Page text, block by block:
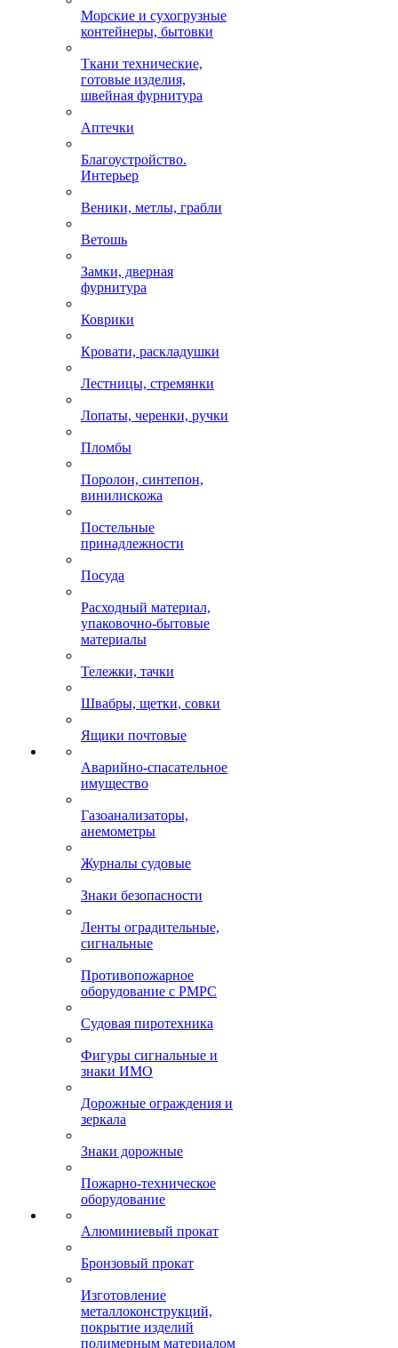
Морские и сухогрузные
контейнеры, бытовки
Ткани технические,
готовые изделия,
швейная фурнитура
Аптечки
Благоустройство.
Интерьер
Веники, метлы, грабли
Ветошь
Замки, дверная
фурнитура
Коврики
Кровати, раскладушки
Лестницы, стремянки
Лопаты, черенки, ручки
Пломбы
Поролон, синтепон,
винилискожа
Постельные
принадлежности
Посуда
Расходный материал,
упаковочно-бытовые
материалы
Тележки, тачки
Швабры, щетки, совки
Ящики почтовые
Аварийно-спасательное
имущество
Газоанализаторы,
анемометры
Журналы судовые
Знаки безопасности
Ленты оградительные,
сигнальные
Противопожарное
оборудование с РМРС
Судовая пиротехника
Фигуры сигнальные и
знаки ИМО
Дорожные ограждения и
зеркала
Знаки дорожные
Пожарно-техническое
оборудование
Алюминиевый прокат
Бронзовый прокат
Изготовление
металлоконструкций,
покрытие изделий
полимерным материалом